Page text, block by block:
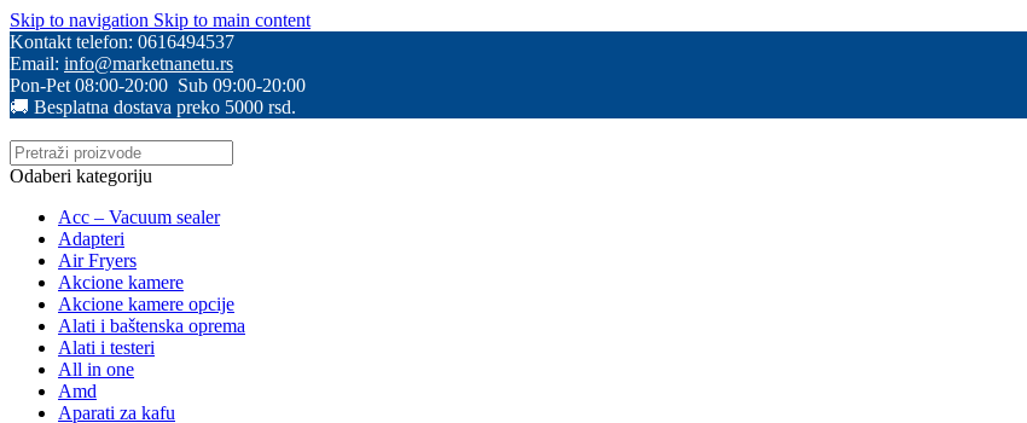
Skip to navigation Skip to main content
Kontakt telefon: 0616494537
Email: info@marketnanetu.rs
Pon-Pet 08:00-20:00 Sub 09:00-20:00
🚚 Besplatna dostava preko 5000 rsd.
Odaberi kategoriju
Acc – Vacuum sealer
Adapteri
Air Fryers
Akcione kamere
Akcione kamere opcije
Alati i baštenska oprema
Alati i testeri
All in one
Amd
Aparati za kafu